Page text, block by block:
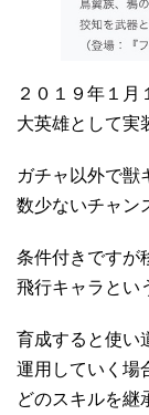
２０１９年１月
大英雄として実
ガチャ以外で獣
数少ないチャン
条件付きですが
飛行キャラとい
育成すると使い
運用していく場
どのスキルを継